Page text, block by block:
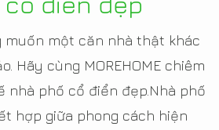
muốn một căn nhà thật khác
Hãy cùng MOREHOME chiêm
nhà phố cổ điển đẹp.Nhà phố
hợp giữa phong cách hiện